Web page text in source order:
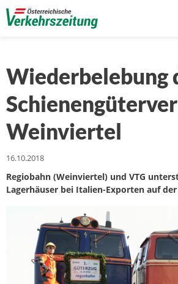
Wiederbelebung
Weinviertel
16.10.2018
Regiobahn (Weinviertel) und VTG
Lagerhäuser bei Italien-Exporten auf der